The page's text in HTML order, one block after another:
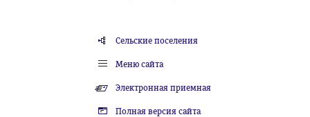
Сельские поселения
Меню сайта
Электронная приемная
Полная версия сайта